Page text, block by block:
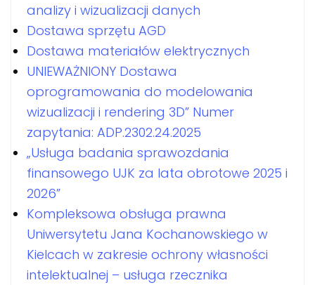
analizy i wizualizacji danych
Dostawa sprzętu AGD
Dostawa materiałów elektrycznych
UNIEWAŻNIONY Dostawa
oprogramowania do modelowania
wizualizacji i rendering 3D” Numer
zapytania: ADP.2302.24.2025
„Usługa badania sprawozdania
finansowego UJK za lata obrotowe 2025 i
2026”
Kompleksowa obsługa prawna
Uniwersytetu Jana Kochanowskiego w
Kielcach w zakresie ochrony własności
intelektualnej – usługa rzecznika